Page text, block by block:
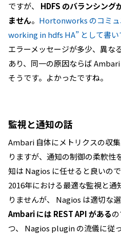
ですが、 HDFS のバランシング
ません。 Hortonworks のコミ
working in hdfs HA” として書い
エラーメッセージが多少、異な
あり、同一の原因ならば
そうです。よかったですね。
監視と通知の話
Ambari 自体にメトリクスの収
りますが、通知の制御の柔軟性
知は Nagios に任せると良いの
2016年における最適な監視と
りませんが、 Nagios は適切な
Ambari には REST API がある
つ、 Nagios plugin の流儀に従